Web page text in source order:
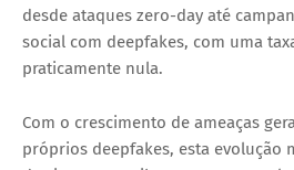
desde ataques zero-day até
social com deepfakes, com uma
praticamente nula.
Com o crescimento de ameaças
próprios deepfakes, esta evolução